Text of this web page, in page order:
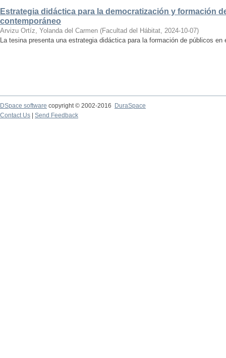
Estrategia didáctica para la democratización y formación
contemporáneo
Arvizu Ortíz, Yolanda del Carmen (Facultad del Hábitat, 2024-10-07)
La tesina presenta una estrategia didáctica para la formación de públicos en
DSpace software copyright © 2002-2016
DuraSpace
Contact Us
Send Feedback